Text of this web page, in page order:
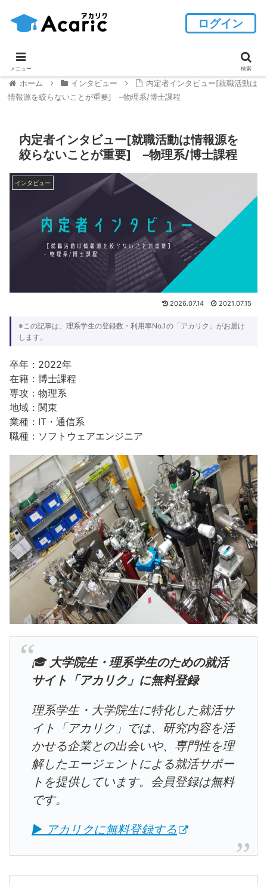
ホーム インタビュー
内定者インタビュー[就職活動は
情報源を絞らないことが重要] –物理系/博士課程
内定者インタビュー[就職活動は情報源を
絞らないことが重要] –物理系/博士課程
インタビュー
2026.07.14 2021.07.15
※この記事は、理系学生の登録数・利用率No.1の「アカリク」がお届け
します。
卒年：2022年
在籍：博士課程
専攻：物理系
地域：関東
業種：IT・通信系
職種：ソフトウェアエンジニア
🎓 大学院生・理系学生のための就活
サイト「アカリク」に無料登録
理系学生・大学院生に特化した就活サ
イト「アカリク」では、研究内容を活
かせる企業との出会いや、専門性を理
解したエージェントによる就活サポー
トを提供しています。会員登録は無料
です。
▶ アカリクに無料登録する
ログイン
メニュー 検索